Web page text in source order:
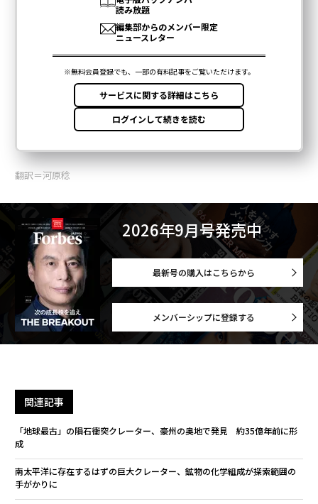
翻訳＝河原稔
2026年9月号発売中
最新号の購入はこちらから
メンバーシップに登録する
関連記事
「地球最古」の隕石衝突クレーター、豪州の奥地で発見 約35億年前に形
成
南太平洋に存在するはずの巨大クレーター、鉱物の化学組成が探索範囲の
手がかりに